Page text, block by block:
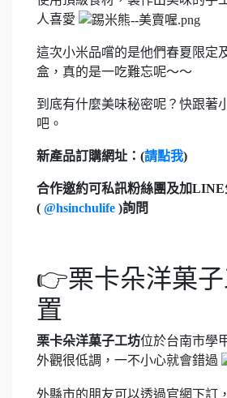
人喜愛
這次小米品嚐的是他們春夏限定
盒，真的是一吃難忘呢～～
到底有什麼美味秘密呢？快跟著
吧。
新產品訂購網址：(請點我)
合作邀約可私訊粉絲團及加LINE
( @hsinchulife )詢問
👉栗卡朵洋菓
置
栗卡朵洋菓子工坊位於台南市學
外觀很低調，一不小心就會錯過
外縣市的朋友可以透過官網下訂